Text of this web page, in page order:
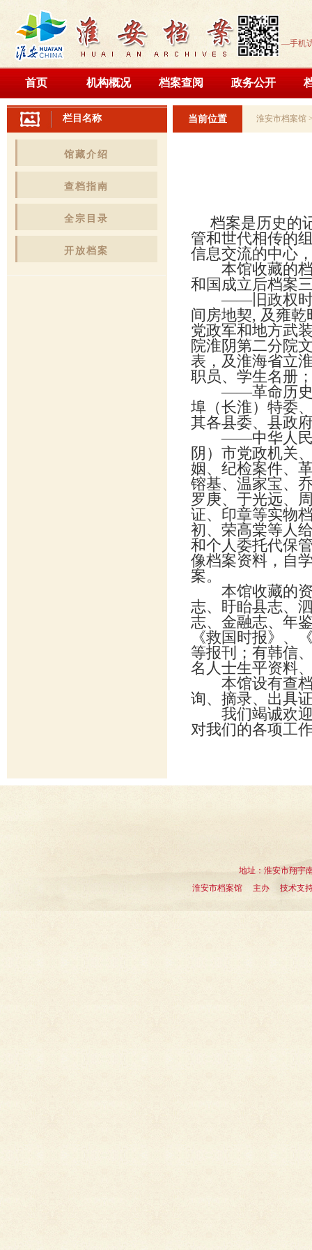
—手机
首页 机构概况 档案查阅 政务公开
栏目名称
馆藏介绍
查档指南
全宗目录
开放档案
当前位置 淮安市档案馆
档案是历史的
管和世代相传的
信息交流的中心
本馆收藏的档
和国成立后档案
——旧政权时期
间房地契, 及雍
党政军和地方武
院淮阴第二分院
表，及淮海省立
职员、学生名册
——革命历史档
埠（长淮）特委
其各县委、县政
——中华人民共
阴）市党政机关
姻、纪检案件、
镕基、温家宝、
罗庚、于光远、
证、印章等实物
初、荣高棠等人
和个人委托代保
像档案资料，自
本馆收藏的资
志、盱眙县志、
志、金融志、年
《救国时报》、
等报刊；有韩信
名人士生平资料
本馆设有查档
询、摘录、出具
我们竭诚欢迎
对我们的各项工
地址：淮安市翔宇
淮安市档案馆 主办 技术支持